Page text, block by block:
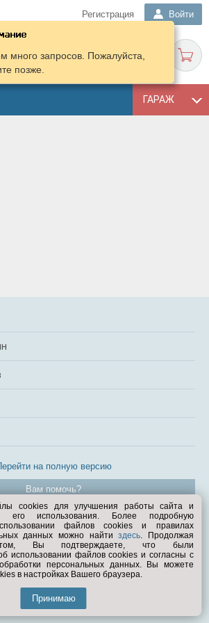
Регистрация Войти
ГАРАЖ
много запросов. Пожалуйста,
позже.
на полную версию
Вам помочь?
© Exist.ru 1998—2026
cookies для улучшения работы сайта и
его использования. Более подробную
файлов cookies и правилах
данных можно найтиздесь. Продолжая
Вы подтверждаете, что были
использовании файлов cookies и согласны с
персональных данных. Вы можете
в настройках Вашего браузера.
Принимаю